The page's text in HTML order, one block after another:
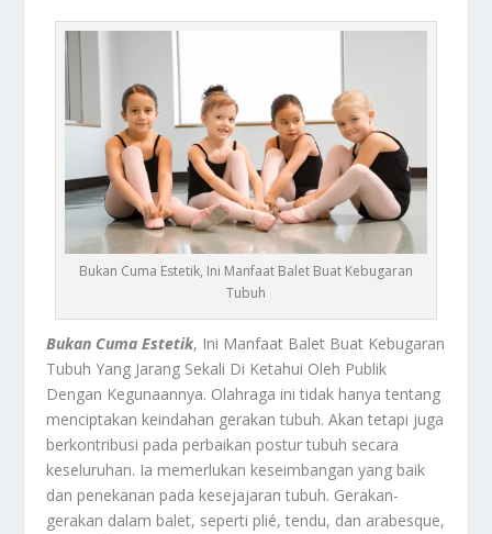
Bukan Cuma Estetik, Ini Manfaat Balet Buat Kebugaran
Tubuh
Bukan Cuma Estetik, Ini Manfaat Balet Buat Kebugaran
Tubuh Yang Jarang Sekali Di Ketahui Oleh Publik
Dengan Kegunaannya. Olahraga ini tidak hanya tentang
menciptakan keindahan gerakan tubuh. Akan tetapi juga
berkontribusi pada perbaikan postur tubuh secara
keseluruhan. Ia memerlukan keseimbangan yang baik
dan penekanan pada kesejajaran tubuh. Gerakan-
gerakan dalam balet, seperti plié, tendu, dan arabesque,